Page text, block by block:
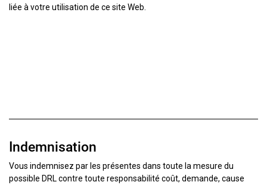
liée à votre utilisation de ce site Web.
Indemnisation
Vous indemnisez par les présentes dans toute la mesure du
possible DRL contre toute responsabilité coût, demande, cause